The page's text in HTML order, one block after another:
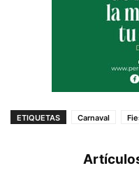
ETIQUETAS Carnaval